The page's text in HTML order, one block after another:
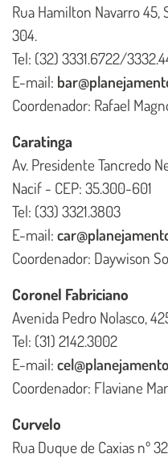
Rua Hamilton Navarro 45,
304.
Tel: (32) 3331.6722/
E-mail:
Coordenador: Rafael
Caratinga
Av. Presidente Tancredo
Nacif - CEP: 35.300-601
Tel: (33) 3321.3803
E-mail:
Coordenador: Daywison
Coronel Fabriciano
Avenida Pedro Nolasco,
Tel: (31) 2142.3002
E-mail:
Coordenador: Flaviane
Curvelo
Rua Duque de Caxias nº